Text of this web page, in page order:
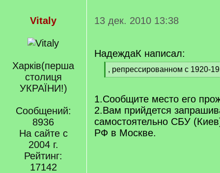
Vitaly
Харкiв(перша
столиця
УКРАЇНИ!)
Сообщений:
8936
На сайте с
2004 г.
Рейтинг:
17142
13 дек. 2010 13:38
НадеждаК написал:
q
, репрессированном с 1920-
[
q
]
1.Сообщите место его
2.Вам прийдется
самостоятельно СБУ
РФ в Москве.